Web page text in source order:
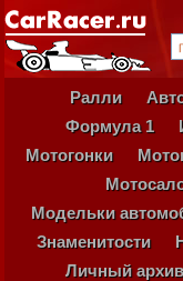
Ралли
Формула 1
Мотогонки
Модельки
Знаменитости
Личный архив